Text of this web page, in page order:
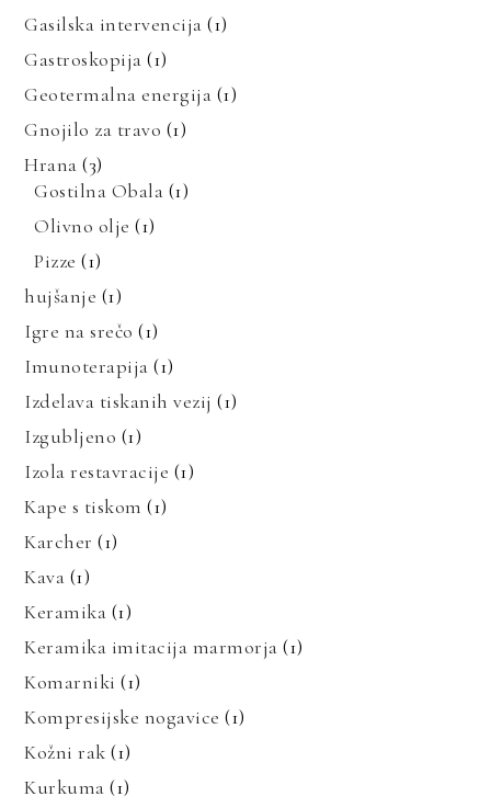
Gasilska intervencija (1)
Gastroskopija (1)
Geotermalna energija (1)
Gnojilo za travo (1)
Hrana (3)
Gostilna Obala (1)
Olivno olje (1)
Pizze (1)
hujšanje (1)
Igre na srečo (1)
Imunoterapija (1)
Izdelava tiskanih vezij (1)
Izgubljeno (1)
Izola restavracije (1)
Kape s tiskom (1)
Karcher (1)
Kava (1)
Keramika (1)
Keramika imitacija marmorja (1)
Komarniki (1)
Kompresijske nogavice (1)
Kožni rak (1)
Kurkuma (1)